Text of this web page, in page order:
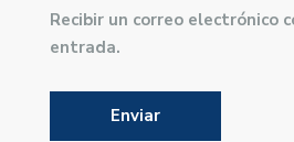
Recibir un correo electrónico
entrada.